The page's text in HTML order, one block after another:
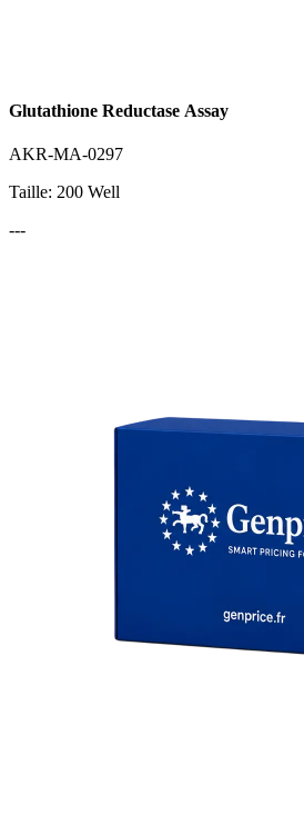
Glutathione Reductase Assay
AKR-MA-0297
Taille: 200 Well
---